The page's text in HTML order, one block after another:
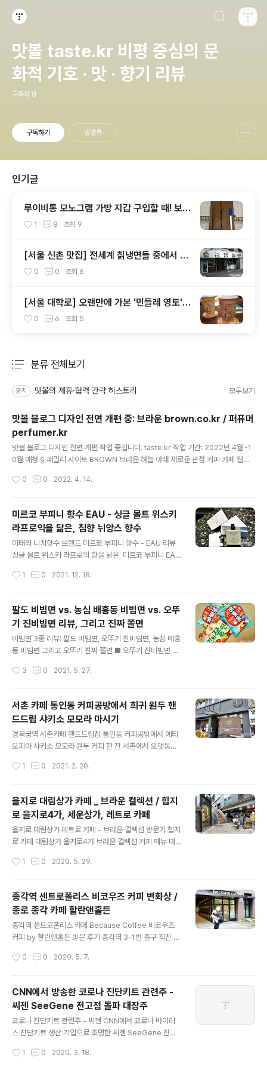
맛볼 taste.kr 비평 중심의 문
화적 기호 · 맛 · 향기 리뷰
구독자 0
구독하기 방명록
인기글
루이비통 모노그램 가방 지갑 구입할 때! 보증
서 개런티카드라는 것은 없다 (짝퉁에는 있
1 8 조회 9
[서울 신촌 맛집] 전세계 칡냉면들 중에서 내
가 제일 맛있게 먹고 있는 집 / 율촌 칡냉면
0 0 조회 6
[서울 대학로] 오랜만에 가본 '민들레 영토',
운영 방식이 바뀌어 있었네
0 6 조회 5
분류 전체보기
공지 맛볼의 제휴·협력 간략 히스토리 모두보기
맛볼 블로그 디자인 전면 개편 중: 브라운 brown.co.kr / 퍼퓨머
perfumer.kr
맛볼 블로그 디자인 전면 개편 작업 중입니다. taste.kr 작업 기간: 2022년 4월~1
0월 예정 § 패밀리 사이트 BROWN 브라운 하늘 아래 새로운 관점 커피·카페 웹진
m.com/brown.co.kr 향수 웹진 _ 퍼퓨머 향수, 향기, 브랜드, 가게, 사람에 관한 이
0 0 2022. 4. 14.
미르코 부피니 향수 EAU - 싱글 몰트 위스키
라프로익을 닮은, 침향 뉘앙스 향수
이태리 니치향수 브랜드 미르코 부피니 향수 - EAU 리뷰
싱글 몰트 위스키 라프로익 향을 닮은, 미르코 부피니 EAU
fini 오 노우스 코롱 EAU Noûs Cologne 리뷰. 알싸하고
은밀히 OUD를 담았는지, 아니면 그것을 안 넣었어도 의도
해서 침향 뉘앙스를 표현한 것인지 알 도리 없으나, 바나나
1% 넣어서 가까스로 를 모면하고 를 허락 받는 수준으로,
라고 이름 붙인 웬만한 향수보다 훌륭한 오욷내. 특히나 2
코 부피니 피렌체 홈페이지: mirkobuffinifi..
1 0 2021. 12. 18.
팔도 비빔면 vs. 농심 배홍동 비빔면 vs. 오뚜
기 진비빔면 리뷰, 그리고 진짜 쫄면
비빔면 3종 리뷰: 팔도 비빔면, 오뚜기 진비빔면, 농심 배홍
동 비빔면 그리고 오뚜기 진짜 쫄면 ■ 오뚜기 진비빔면 출
해 생산분에는 소스 배합에 변화가 있는지 모르지만, 원년
것인지는 모르는 바. ■ 오뚜기 진짜 쫄면 이거는 제목 대로
진짜 대박 소스인 것이, CF 속 묘사에 비례하지 않게 평범
무덤덤한 진비빔면과 달리 진짜 쫄면은 ('쫄면'의 창시자이
며 기원이라 불리는) 신포우리만두 쫄면에 필적하는 매우
심히 탁월한 장맛. 건국 이래 한반도에 출현한 라면식품기
을 통틀어서 가장 완성도 높은 [고추장 베이스 소스]로 선
3 0 2021. 5. 27.
서촌 카페 통인동 커피공방에서 희귀 원두 핸
드드립 샤키소 모모라 마시기
경복궁역 서촌카페 핸드드립집 통인동 커피공방에서 에티
오피아 샤키소 모모라 원두 커피 한 잔 서촌에서 오랫동안
은 시중 카페에서 잘 안 보이는 원두 _ 에티오피아 샤키소
집. BROWN 브라운 커피·카페 문화 웹진 & 마켓플레이스,
브랜딩, 네이밍, 포지셔닝 brown.kr brown.co.kr 인스
타그램 instagram.com/brown.co.kr 에티오피아 샤키
소 모모라를 처음 맛났던 곳은 루소랩 삼청점 시절 2층 핸
드드립바. 여타 원두들과 다르게 확인히 독특한 냄새 때문
도 그것을 바로 알아맞힐 수 있는 커피 종자 _ 샤키소 모모
1 0 2021. 2. 20.
을지로 대림상가 카페 _ 브라운 컬렉션 / 힙지
로 을지로4가, 세운상가, 레트로 카페
을지로 대림상가 레트로 카페 - 브라운 컬렉션 방문기 힙지
로 카페 대림상가 을지로4가 브라운 컬렉션 커피 메뉴 대
울 중심가를 관통하며 건축한 대림상가, 세운상가, 삼풍상
상가들의 계단은 오랜 세월에 약해진 탓에 모두 철강 보강
공사로 그 역할을 유지. 특히 진양 상가 계단에 붙어 있는
서울시 중구청의 위험 경고문은 스릴 만쩜. 재난위험시설
지정 D등급 안내 표지판 소재지: 서울특별시 중구 퇴계로
217 대상: 진양상가 인공데크(인공도로) 지정 등급: D등급
리트 박락 및 균열안전점검 관리부서: 중구청 도로시설과
1 0 2020. 5. 29.
종각역 센트로폴리스 비코우즈 커피 변화상 /
종로 종각 카페 할란앤홀든
종각역 센트로폴리스 카페 Because Coffee 비코우즈
커피 by 할란앤홀든 방문 후기 종각역 3-1번 출구 직진 센
7월부터 2019년 하반기를 지나 대략 2020년 2월 이후
일 7시30분 ~ 19시 (soft opening hours - Decemb
er 2019) 토요일 11시~18시 공휴일/일요일 휴무 - 현재
평일 7시30분 ~ 22시 (3시간 연장) 토요일/공휴일 11시
~ 18시 일요일만 휴무 ● 가격아메리카노 기준 3,500원
에서 4,700원으로 인상 음료 메뉴 평균 1,200원 ↑ → 인
간 이후에 정규 가격 책정 ..
0 0 2020. 5. 7.
CNN에서 방송한 코로나 진단키트 관련주 -
씨젠 SeeGene 전고점 돌파 대장주
코로나 진단키트 관련주 - 씨젠 CNN에서 코로나 바이러
스 진단키트 생산 기업으로 조명한 씨젠 SeeGene 진단
이오텍 등 화면: CNN 뉴스 갈무리 (cnn.com) ● 2020
1 0 2020. 3. 18.